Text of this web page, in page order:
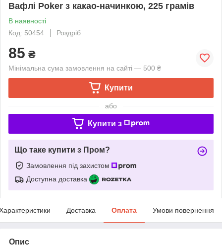
Вафлі Poker з какао-начинкою, 225 грамів
В наявності
Код: 50454
Роздріб
85 ₴
Мінімальна сума замовлення на сайті — 500 ₴
Купити
або
Купити з
Що таке купити з Пром?
Замовлення під захистом
Доступна доставка
Доставка Оплата Умови повернення
Опис